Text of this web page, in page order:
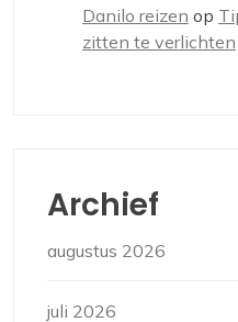
Danilo reizen op
zitten te verlichten
Archief
augustus 2026
juli 2026